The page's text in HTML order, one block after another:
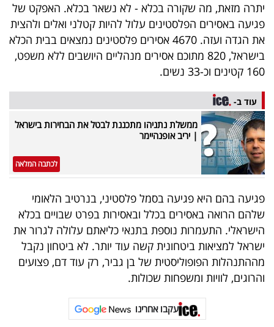
יתרה מזאת, מה שקורה בכלא - לא נשאר בכלא. האפקט של
פגיעה באסירים הפלסטינים עלול להיות קטלני ואלים ולהצית
את הגדה ועזה. 4670 אסירים פלסטינים נמצאים בבית הכלא
בישראל, 820 מתוכם אסירים מנהליים היושבים ללא משפט,
160 קטינים וכ-33 נשים.
עוד ב-
ממשלת נתניהו מתכננת לבטל את הבחירות בישראל
| יריב אופנהיימר
לכתבה המלאה
פגיעה בהם היא פגיעה בסמל פלסטיני, בנרטיב הלאומי
שלהם הרואה באסירים בכלל ובאסירות בפרט שבויים בכלא
הישראלי. התעמרות נוספת בתנאי כליאתם עלולה לגרור את
ישראל למציאות ביטחונית קשה עוד יותר. לא ביטחון נקבל
מההתנהלות הפופוליסטית של בן גביר, רק עוד דם, פצועים
והרוגים, לוויות ומשפחות שכולות.
עקבו אחרינו